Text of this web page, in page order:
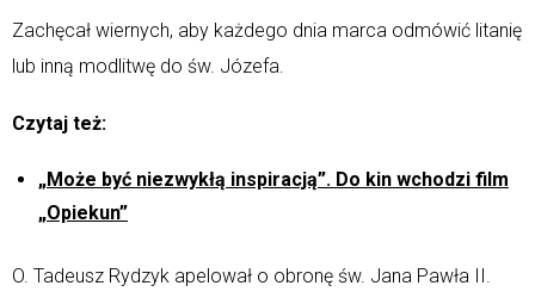
Zachęcał wiernych, aby każdego dnia marca odmówić litanię
lub inną modlitwę do św. Józefa.
Czytaj też:
„Może być niezwykłą inspiracją”. Do kin wchodzi film
„Opiekun”
O. Tadeusz Rydzyk apelował o obronę św. Jana Pawła II.